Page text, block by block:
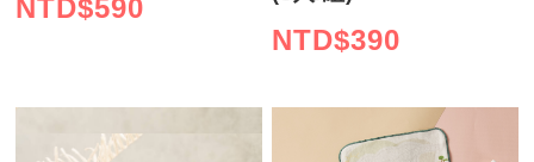
NTD$590
NTD$390